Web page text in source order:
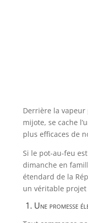
Derrière la
mijote, se cache
plus efficaces de
Si le pot-au-feu
dimanche en
étendard de la
un véritable projet
1. Une promesse